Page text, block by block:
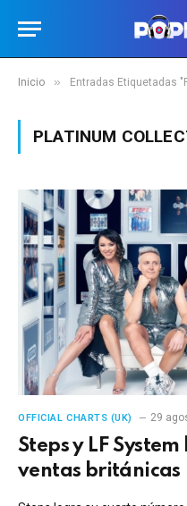
Inicio » Entradas Etiquetadas
PLATINUM
OFFICIAL CHARTS (UK) 29
Steps y LF
ventas británicas